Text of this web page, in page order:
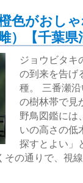
色がおし
）【千葉県
ジョウビタキ
の到来を告げ
種。 三番瀬
の樹林帯で見
野鳥図鑑には
いの高さの低
探すとよい」
その通りで、視
おしゃれなジョ